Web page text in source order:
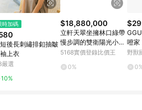
時加碼
後長刺繡排釦抽皺
上衣
嚴選
10%
$18,880,000
立軒天翠坐擁林口綠帶
慢步調的雙衛陽光小宅
｜新北市林口區仁愛二
5168實價登錄比價王
0%
噔家
2款)
野獸